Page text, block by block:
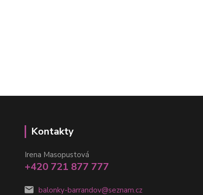
Kontakty
Irena Masopustová
+420 721 877 777
balonky-barrandov@seznam.cz